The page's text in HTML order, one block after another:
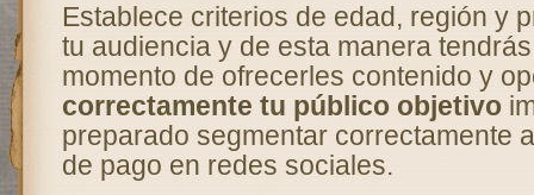
Establece criterios de edad, región y
tu audiencia y de esta manera
momento de ofrecerles contenido y
correctamente tu público objetivo
preparado segmentar correctamente
de pago en redes sociales.